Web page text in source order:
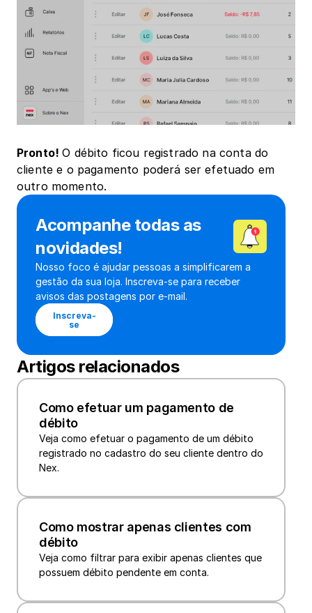
Pronto! O débito ficou registrado na conta do
cliente e o pagamento poderá ser efetuado em
outro momento.
Acompanhe todas as
novidades!
Nosso foco é ajudar pessoas a simplificarem a
gestão da sua loja. Inscreva-se para receber
avisos das postagens por e-mail.
Inscreva-
se
Artigos relacionados
Como efetuar um pagamento de
débito
Veja como efetuar o pagamento de um débito
registrado no cadastro do seu cliente dentro do
Nex.
Como mostrar apenas clientes com
débito
Veja como filtrar para exibir apenas clientes que
possuem débito pendente em conta.